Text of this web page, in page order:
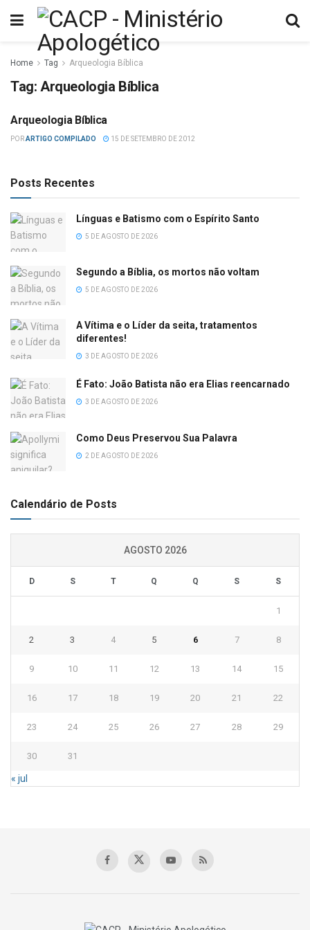
Home Tag Arqueologia Bíblica
Tag: Arqueologia Bíblica
ARQUEOLOGIA
Arqueologia Bíblica
PORARTIGO COMPILADO 15 DE SETEMBRO DE 2012
Posts Recentes
Línguas e Batismo com o Espírito Santo
5 DE AGOSTO DE 2026
Segundo a Bíblia, os mortos não voltam
5 DE AGOSTO DE 2026
A Vítima e o Líder da seita, tratamentos
diferentes!
3 DE AGOSTO DE 2026
É Fato: João Batista não era Elias reencarnado
3 DE AGOSTO DE 2026
Como Deus Preservou Sua Palavra
2 DE AGOSTO DE 2026
Calendário de Posts
AGOSTO 2026
D S T Q Q S S
1
2 3 4 5 6 7 8
9 10 11 12 13 14 15
16 17 18 19 20 21 22
23 24 25 26 27 28 29
30 31
« jul